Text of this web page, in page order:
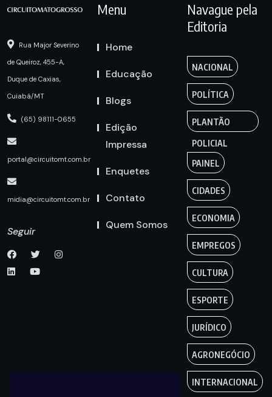
Rua Major Severino
de Queiroz, 455-A,
Duque de Caxias,
Cuiabá/MT
(65) 98111-0655
portal@circuitomt.com.br
midia@circuitomt.com.br
Seguir
Menu
Home
Educação
Blogs
Edição
Impressa
Enquetes
Contato
Quem Somos
Navague pela
Editoria
NACIONAL
POLÍTICA
PLANTÃO
POLICIAL
PAINEL
CIDADES
ECONOMIA
EMPREGOS
CULTURA
ESPORTE
JURÍDICO
AGRONEGÓCIO
INTERNACIONAL